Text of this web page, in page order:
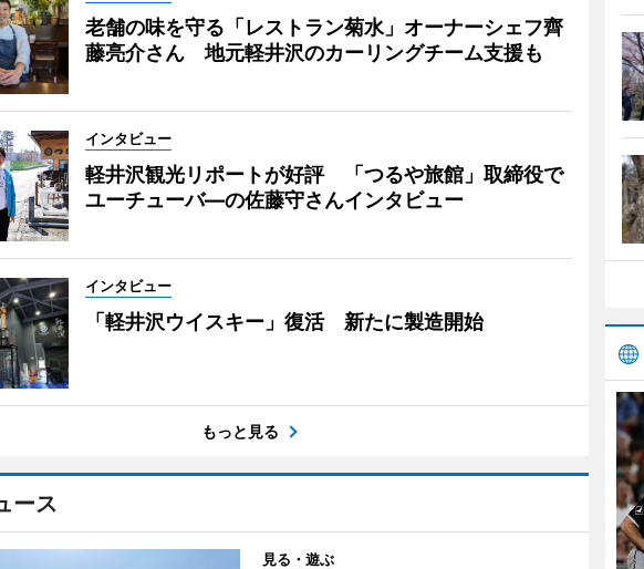
老舗の味を守る「レストラン菊水」オーナーシェフ齊
藤亮介さん 地元軽井沢のカーリングチーム支援も
インタビュー
軽井沢観光リポートが好評 「つるや旅館」取締役で
ユーチューバ―の佐藤守さんインタビュー
インタビュー
「軽井沢ウイスキー」復活 新たに製造開始
もっと見る
ース
見る・遊ぶ